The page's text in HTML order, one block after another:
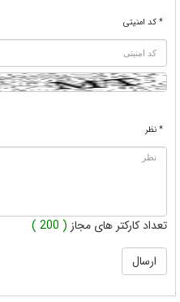
* کد امنیتی
* نظر
تعداد کارکتر های مجاز ( 200 )